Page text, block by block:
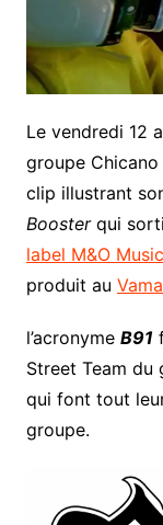
Le vendredi 12
groupe
clip illustrant
Boosterqui
label M&O Music
produit au
l’acronyme B91
Street Team du
qui font tout
groupe.